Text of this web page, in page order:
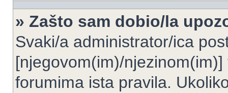
» Zašto sam dobio/la
Svaki/a administrator/ica
[njegovom(im)/
forumima ista pravila.